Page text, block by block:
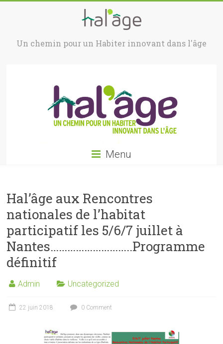
Un chemin pour un Habiter innovant dans l'âge
Menu
Hal’âge aux Rencontres
nationales de l’habitat
participatif les 5/6/7 juillet à
Nantes………………………..Programme
définitif
Admin Uncategorized
22 juin 2018 0 Comment